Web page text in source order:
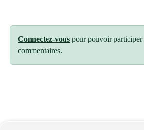
Connectez-vous pour pouvoir participer
commentaires.